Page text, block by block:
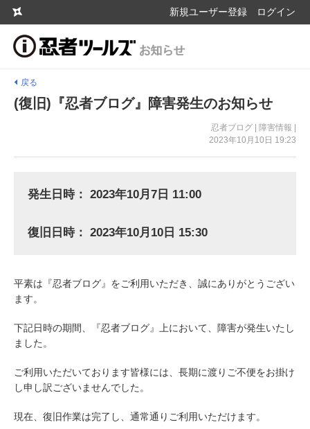
新規ユーザー登録 ログイン
戻る
(復旧)『忍者ブログ』障害発生のお知らせ
忍者ブログ | 障害情報 |
2023年10月10日 19:23
発生日時： 2023年10月7日 11:00
復旧日時： 2023年10月10日 15:30
平素は『忍者ブログ』をご利用いただき、誠にありがとうござい
ます。
下記日時の期間、『忍者ブログ』上において、障害が発生いたし
ました。
ご利用いただいております皆様には、長期に渡りご不便をお掛け
し申し訳ございませんでした。
現在、復旧作業は完了し、通常通りご利用いただけます。